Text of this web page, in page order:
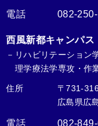
電話 082-
西風新都キャンパス
－リハビリテーション
理学療法学専攻・作
住所
〒731-
広島県広
電話 082-